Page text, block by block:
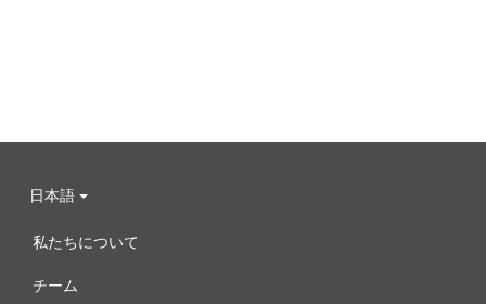
日本語
私たちについて
チーム